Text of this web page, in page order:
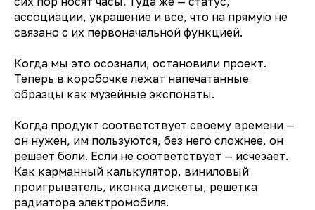
ассоциации, украшение и все, что на прямую не
связано с их первоначальной функцией.
Когда мы это осознали, остановили проект.
Теперь в коробочке лежат напечатанные
образцы как музейные экспонаты.
Когда продукт соответствует своему времени —
он нужен, им пользуются, без него сложнее, он
решает боли. Если не соответствует — исчезает.
Как карманный калькулятор, виниловый
проигрыватель, иконка дискеты, решетка
радиатора электромобиля.